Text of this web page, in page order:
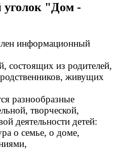
"Дом -
информационный
состоящих из родителей,
живущих
разнообразные
творческой,
деятельности детей:
о семье, о доме,